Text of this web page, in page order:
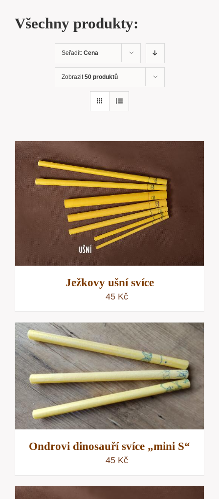
Všechny produkty:
Seřadit: Cena
Zobrazit 50 produktů
Ježkovy ušní svíce
45 Kč
Ondrovi dinosauří svíce „mini S“
45 Kč